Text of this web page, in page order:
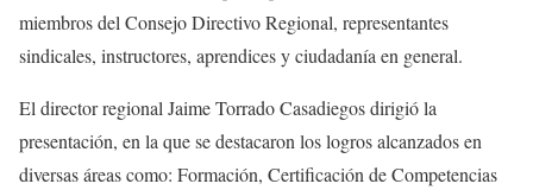
miembros del Consejo Directivo Regional, representantes
sindicales, instructores, aprendices y ciudadanía en general.
El director regional Jaime Torrado Casadiegos dirigió la
presentación, en la que se destacaron los logros alcanzados en
diversas áreas como: Formación, Certificación de Competencias